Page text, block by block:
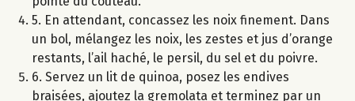
5. En attendant, concassez les noix finement. Dans
un bol, mélangez les noix, les zestes et jus d’orange
restants, l’ail haché, le persil, du sel et du poivre.
6. Servez un lit de quinoa, posez les endives
braisées, ajoutez la gremolata et terminez par un